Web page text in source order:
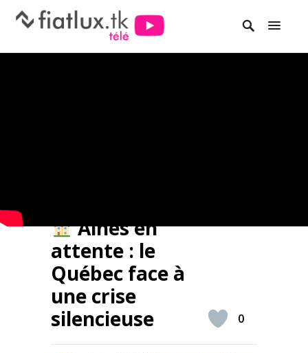
Aînés en
attente : le
Québec face à
une crise
silencieuse
0